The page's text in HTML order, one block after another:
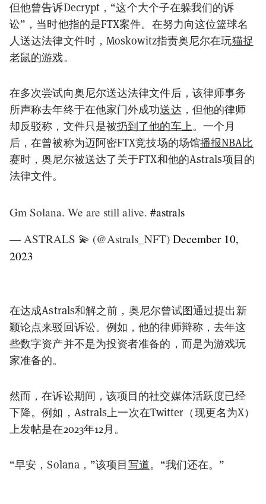
但他曾告诉Decrypt，“这个大个子在躲我们的诉
讼”，当时他指的是FTX案件。在努力向这位篮球名
人送达法律文件时，Moskowitz指责奥尼尔在玩猫捉
老鼠的游戏。
在多次尝试向奥尼尔送达法律文件后，该律师事务
所声称去年终于在他家门外成功送达 ，但他的律师
却反驳称，文件只是被扔到了他的车上。一个月
后，在曾被称为迈阿密FTX竞技场的场馆播报NBA比
赛时，奥尼尔被送达了关于FTX和他的Astrals项目的
法律文件。
Gm Solana. We are still alive. #astrals
— ASTRALS 💫 (@Astrals_NFT) December 10,
2023
在达成Astrals和解之前，奥尼尔曾试图通过提出新
颖论点来驳回诉讼。例如，他的律师辩称，去年这
些数字资产并不是为投资者准备的，而是为游戏玩
家准备的。
然而，在诉讼期间，该项目的社交媒体活跃度已经
下降。例如，Astrals上一次在Twitter（现更名为X）
上发帖是在2023年12月。
“早安，Solana，”该项目写道。“我们还在。”